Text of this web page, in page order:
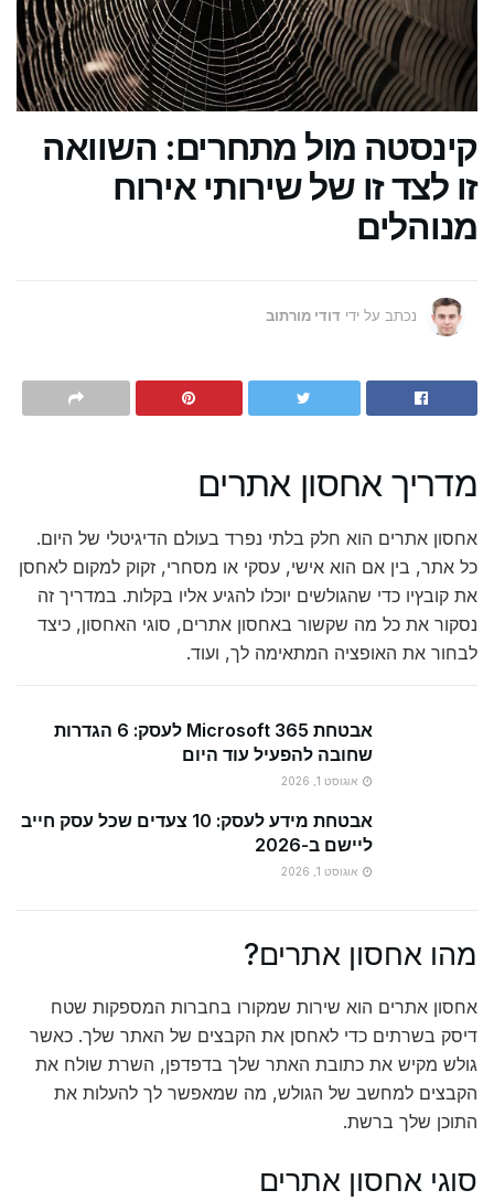
קינסטה מול מתחרים: השוואה
זו לצד זו של שירותי אירוח
מנוהלים
נכתב על ידי דודי מורתוב
מדריך אחסון אתרים
אחסון אתרים הוא חלק בלתי נפרד בעולם הדיגיטלי של היום.
כל אתר, בין אם הוא אישי, עסקי או מסחרי, זקוק למקום לאחסן
את קובץיו כדי שהגולשים יוכלו להגיע אליו בקלות. במדריך זה
נסקור את כל מה שקשור באחסון אתרים, סוגי האחסון, כיצד
לבחור את האופציה המתאימה לך, ועוד.
אבטחת Microsoft 365 לעסק: 6 הגדרות
שחובה להפעיל עוד היום
אוגוסט 1, 2026
אבטחת מידע לעסק: 10 צעדים שכל עסק חייב
ליישם ב-2026
אוגוסט 1, 2026
מהו אחסון אתרים?
אחסון אתרים הוא שירות שמקורו בחברות המספקות שטח
דיסק בשרתים כדי לאחסן את הקבצים של האתר שלך. כאשר
גולש מקיש את כתובת האתר שלך בדפדפן, השרת שולח את
הקבצים למחשב של הגולש, מה שמאפשר לך להעלות את
התוכן שלך ברשת.
סוגי אחסון אתרים